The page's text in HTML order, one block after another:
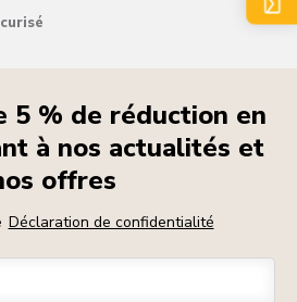
5 % de réduction en
à nos actualités et
offres
Déclaration de confidentialité